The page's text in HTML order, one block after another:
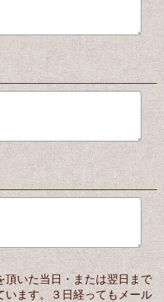
いた当日・または翌日まで
います。３日経ってもメール